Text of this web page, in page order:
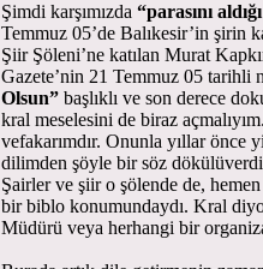
Şimdi karşımızda “parasını
Temmuz 05’de Balıkesir’in şirin
Şiir Şöleni’ne katılan Murat
Gazete’nin 21 Temmuz 05 tarihli
Olsun” başlıklı ve son derece
kral meselesini de biraz
vefakarımdır. Onunla yıllar
dilimden şöyle bir söz
Şairler ve şiir o şölende de, hemen
bir biblo konumundaydı. Kral
Müdürü veya herhangi bir